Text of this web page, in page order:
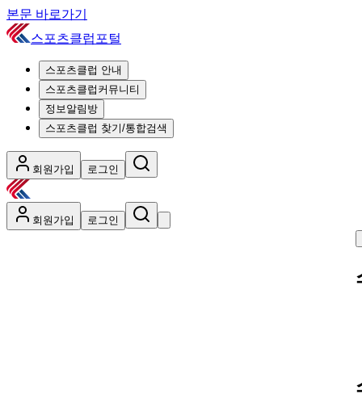
본문 바로가기
스포츠클럽포털
스포츠클럽 안내
스포츠클럽커뮤니티
정보알림방
스포츠클럽 찾기/통합검색
회원가입 로그인
회원가입 로그인